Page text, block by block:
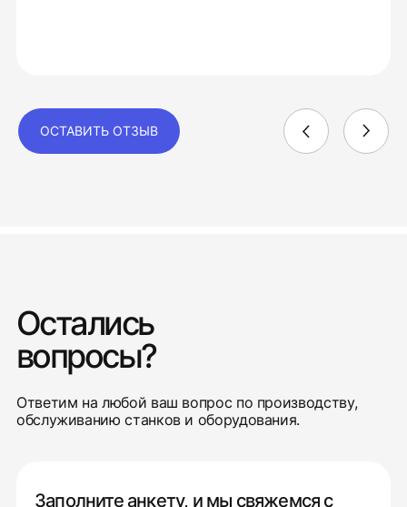
ОСТАВИТЬ ОТЗЫВ
Остались
вопросы?
Ответим на любой ваш вопрос по производству,
обслуживанию станков и оборудования.
Заполните анкету, и мы свяжемся с